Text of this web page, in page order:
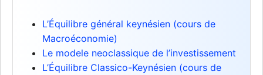
L’Équilibre général keynésien (cours de
Macroéconomie)
Le modele neoclassique de l’investissement
L’Équilibre Classico-Keynésien (cours de